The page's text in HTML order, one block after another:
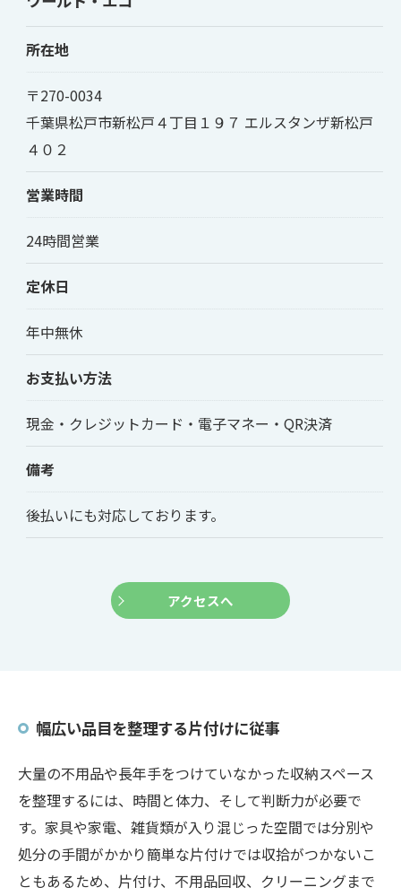
所在地
〒270-0034
千葉県松戸市新松戸４丁目１９７ エルスタンザ新松戸
４０２
営業時間
24時間営業
定休日
年中無休
お支払い方法
現金・クレジットカード・電子マネー・QR決済
備考
後払いにも対応しております。
アクセスへ
幅広い品目を整理する片付けに従事
大量の不用品や長年手をつけていなかった収納スペース
を整理するには、時間と体力、そして判断力が必要で
す。家具や家電、雑貨類が入り混じった空間では分別や
処分の手間がかかり簡単な片付けでは収拾がつかないこ
ともあるため、片付け、不用品回収、クリーニングまで